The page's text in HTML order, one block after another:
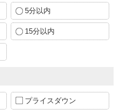
5分以内
15分以内
プライスダウン